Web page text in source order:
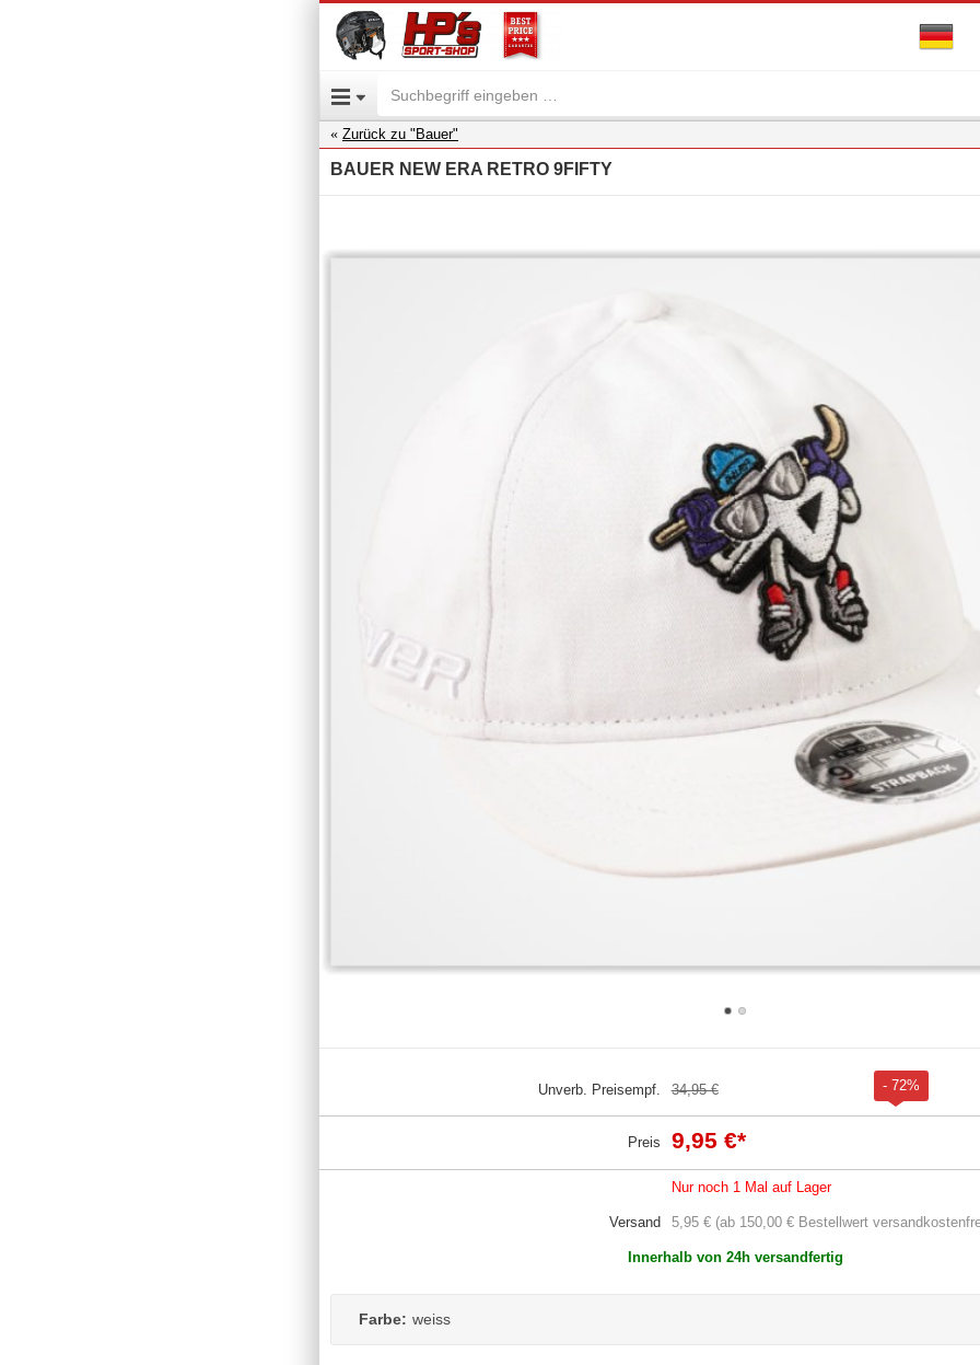
Zurück zu "Bauer"
BAUER NEW ERA RETRO 9FIFTY
Unverb. Preisempf. 34,95 € - 72%
Preis 9,95 €*
Nur noch 1 Mal auf Lager
Versand 5,95 € (ab 150,00 € Bestellwert
Innerhalb von 24h versandfertig
Farbe: weiss